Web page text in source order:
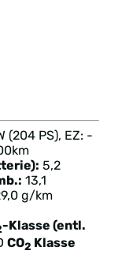
(204 PS), EZ: -
5,2
13,1
g/km
-Klasse (entl.
CO2 Klasse